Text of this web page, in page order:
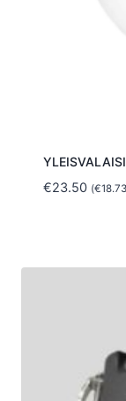
€23.50 (€18.73